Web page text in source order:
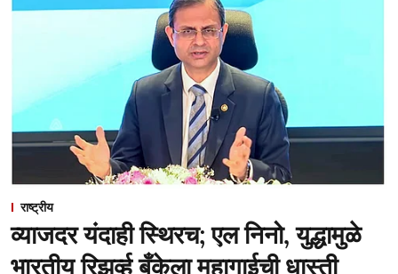
राष्ट्रीय
व्याजदर यंदाही स्थिरच; एल निनो, युद्धामुळे
भारतीय रिझर्व्ह बँकेला महागाईची धास्ती